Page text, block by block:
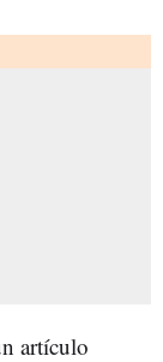
artículo